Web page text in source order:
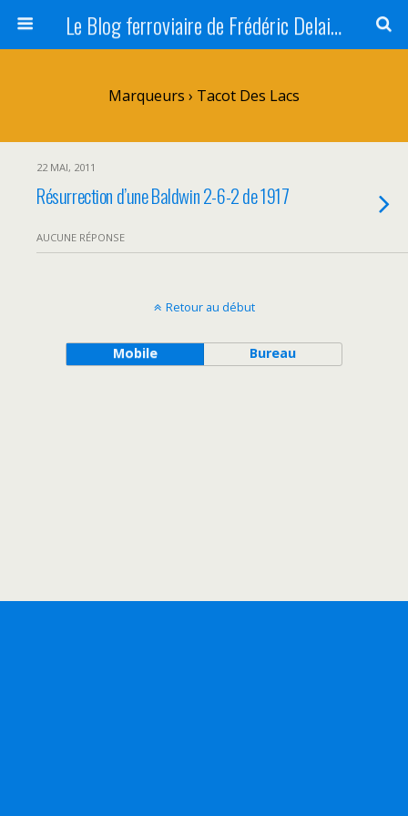
Le Blog ferroviaire de Frédéric Delaitre
Marqueurs › Tacot Des Lacs
22 MAI, 2011
Résurrection d’une Baldwin 2-6-2 de 1917
AUCUNE RÉPONSE
Retour au début
Mobile Bureau